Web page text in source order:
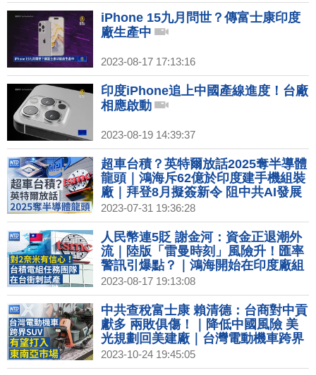
iPhone 15九月問世？傳富士康印度
廠生產中
2023-08-17 17:13:16
印度iPhone追上中國產線進度！台廠
相應啟動
2023-08-19 14:39:37
超車台積？英特爾放話2025奪半導體
龍頭｜鴻海斥62億於印度建手機組裝
廠｜拜登8月擬簽新令 阻中共AI發展
｜義大利防長：加入中共「一帶一
路」極糟糕決定
2023-07-31 19:36:28
人民幣連5貶 謝金河：資金正退潮外
流｜陸版「雷曼時刻」風險升！匯率
警訊引爆點？｜鴻海開始在印度廠組
裝i15｜台積組任務團隊 衝刺2奈米試
產
2023-08-17 19:13:08
中共查稅富士康 賴清德：台商對中貢
獻多 兩敗俱傷！｜降低中國風險 美
光規劃回美建廠｜台灣電動機車跨界
SUV 攻東南亞市場｜台灣共同QR
Code啟用
2023-10-24 19:45:05